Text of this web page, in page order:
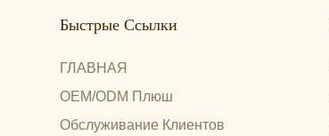
Быстрые Ссылки
ГЛАВНАЯ
OEM/ODM Плюш
Обслуживание Клиентов